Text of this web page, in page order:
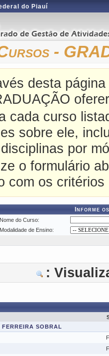
do Piauí
-
desta
cada curso
sobre ele,
por
o formulário
com os
Informe
Nome do Curso:
Modalidade de Ensino:
:
SOBRAL